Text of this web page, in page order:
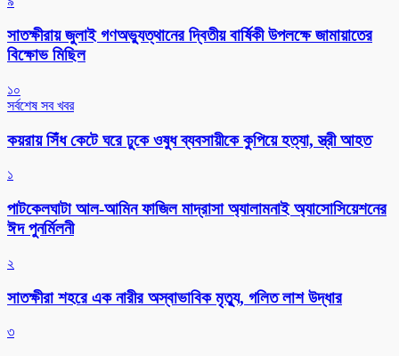
সাতক্ষীরায় জুলাই গণঅভ্যুত্থানের দ্বিতীয় বার্ষিকী উপলক্ষে জামায়াতের
বিক্ষোভ মিছিল
১০
সর্বশেষ সব খবর
কয়রায় সিঁধ কেটে ঘরে ঢুকে ওষুধ ব্যবসায়ীকে কুপিয়ে হত্যা, স্ত্রী আহত
১
পাটকেলঘাটা আল-আমিন ফাজিল মাদ্রাসা অ্যালামনাই অ্যাসোসিয়েশনের
ঈদ পুনর্মিলনী
২
সাতক্ষীরা শহরে এক নারীর অস্বাভাবিক মৃত্যু, গলিত লাশ উদ্ধার
৩